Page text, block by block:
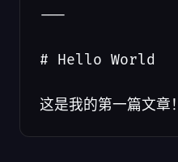
---
# Hello World
这是我的第一篇文章！